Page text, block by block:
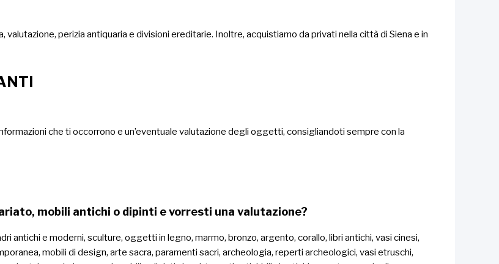
perizia antiquaria e divisioni ereditarie. Inoltre, acquistiamo da privati nella città di Siena e in
che ti occorrono e un’eventuale valutazione degli oggetti, consigliandoti sempre con la
mobili antichi o dipinti e vorresti una valutazione?
antichi e moderni, sculture, oggetti in legno, marmo, bronzo, argento, corallo, libri antichi, vasi cinesi,
mobili di design, arte sacra, paramenti sacri, archeologia, reperti archeologici, vasi etruschi,